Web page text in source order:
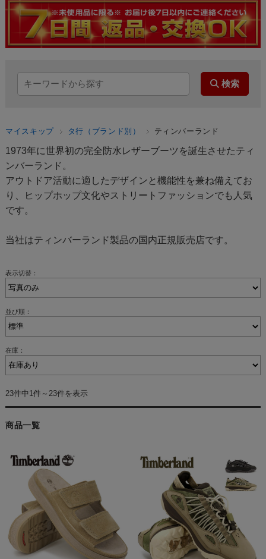
マイスキップ タ行（ブランド別） ティンバーランド
1973年に世界初の完全防水レザーブーツを誕生させたティ
ンバーランド。
アウトドア活動に適したデザインと機能性を兼ね備えてお
り、ヒップホップ文化やストリートファッションでも人気
です。
当社はティンバーランド製品の国内正規販売店です。
表示切替：
並び順：
在庫：
23件中1件～23件を表示
商品一覧